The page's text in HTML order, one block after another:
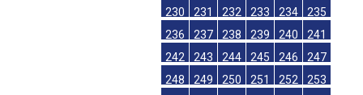
230
231 232 233 234
235
236
237 238 239 240
241
242
243 244 245 246
247
248
249 250 251 252
253